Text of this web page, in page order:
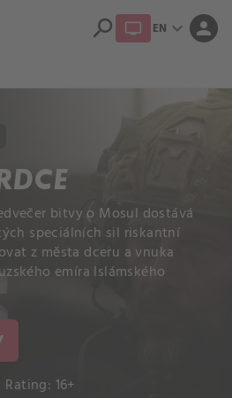
search EN expand_more person
bitvy o Mosul dostává
speciálních sil riskantní
z města dceru a vnuka
emíra Islámského
Rating: 16+